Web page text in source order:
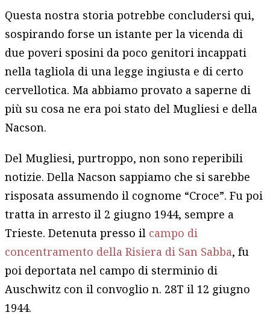
Questa nostra storia potrebbe concludersi qui,
sospirando forse un istante per la vicenda di
due poveri sposini da poco genitori incappati
nella tagliola di una legge ingiusta e di certo
cervellotica. Ma abbiamo provato a saperne di
più su cosa ne era poi stato del Mugliesi e della
Nacson.
Del Mugliesi, purtroppo, non sono reperibili
notizie. Della Nacson sappiamo che si sarebbe
risposata assumendo il cognome “Croce”. Fu poi
tratta in arresto il 2 giugno 1944, sempre a
Trieste. Detenuta presso il campo di
concentramento della Risiera di San Sabba, fu
poi deportata nel campo di sterminio di
Auschwitz con il convoglio n. 28T il 12 giugno
1944.